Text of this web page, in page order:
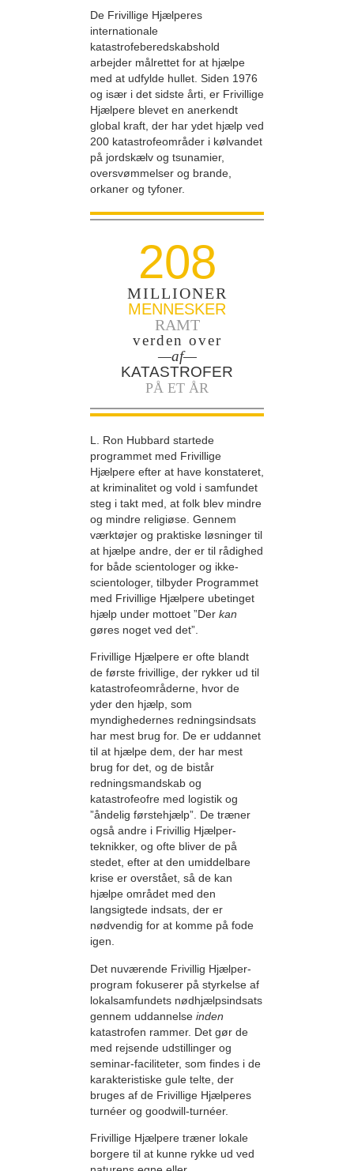
De Frivillige Hjælperes
internationale
katastrofeberedskabshold
arbejder målrettet for at hjælpe
med at udfylde hullet. Siden 1976
og især i det sidste årti, er Frivillige
Hjælpere blevet en anerkendt
global kraft, der har ydet hjælp ved
200 katastrofeområder i kølvandet
på jordskælv og tsunamier,
oversvømmelser og brande,
orkaner og tyfoner.
208
MILLIONER
MENNESKER
RAMT
verden over
—af—
KATASTROFER
PÅ ET ÅR
L. Ron Hubbard startede
programmet med Frivillige
Hjælpere efter at have konstateret,
at kriminalitet og vold i samfundet
steg i takt med, at folk blev mindre
og mindre religiøse. Gennem
værktøjer og praktiske løsninger til
at hjælpe andre, der er til rådighed
for både scientologer og ikke-
scientologer, tilbyder Programmet
med Frivillige Hjælpere ubetinget
hjælp under mottoet ”Der kan
gøres noget ved det”.
Frivillige Hjælpere er ofte blandt
de første frivillige, der rykker ud til
katastrofeområderne, hvor de
yder den hjælp, som
myndighedernes redningsindsats
har mest brug for. De er uddannet
til at hjælpe dem, der har mest
brug for det, og de bistår
redningsmandskab og
katastrofeofre med logistik og
”åndelig førstehjælp”. De træner
også andre i Frivillig Hjælper-
teknikker, og ofte bliver de på
stedet, efter at den umiddelbare
krise er overstået, så de kan
hjælpe området med den
langsigtede indsats, der er
nødvendig for at komme på fode
igen.
Det nuværende Frivillig Hjælper-
program fokuserer på styrkelse af
lokalsamfundets nødhjælpsindsats
gennem uddannelse inden
katastrofen rammer. Det gør de
med rejsende udstillinger og
seminar-faciliteter, som findes i de
karakteristiske gule telte, der
bruges af de Frivillige Hjælperes
turnéer og goodwill-turnéer.
Frivillige Hjælpere træner lokale
borgere til at kunne rykke ud ved